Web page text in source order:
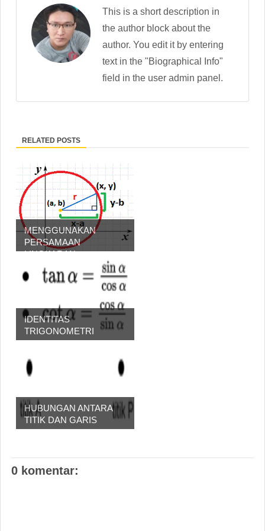
This is a short description in
the author block about the
author. You edit it by entering
text in the "Biographical Info"
field in the user admin panel.
RELATED POSTS
MENGGUNAKAN
PERSAMAAN
LINGKARAN
IDENTITAS
TRIGONOMETRI
HUBUNGAN ANTARA
TITIK DAN GARIS
0 komentar: